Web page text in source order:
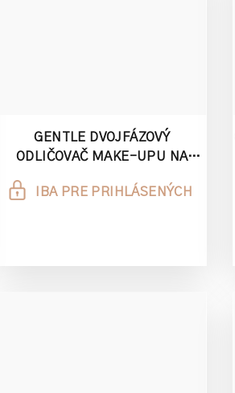
GENTLE DVOJFÁZOVÝ
ODLIČOVAČ MAKE-UPU NA
IBA PRE PRIHLÁSENÝCH